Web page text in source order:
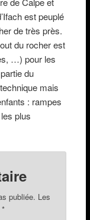
est peuplé
de très près.
du rocher est
…) pour les
du
mais
: rampes
plus
publiée. Les
*